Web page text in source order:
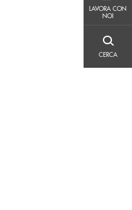
LAVORA CON
NOI
CERCA